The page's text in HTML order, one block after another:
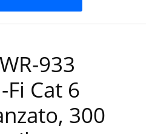
933
Cat 6
300